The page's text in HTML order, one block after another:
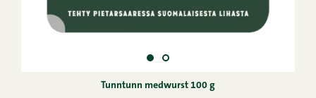
Tunntunn medwurst 100 g